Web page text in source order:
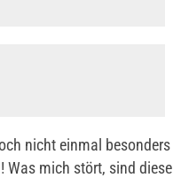
nicht einmal
mich stört, sind